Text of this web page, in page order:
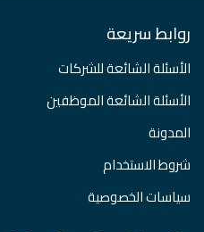
روابط سريعة
الأسئلة الشائعة للشركات
الأسئلة الشائعة الموظفين
المدونة
شروط الاستخدام
سياسات الخصوصية